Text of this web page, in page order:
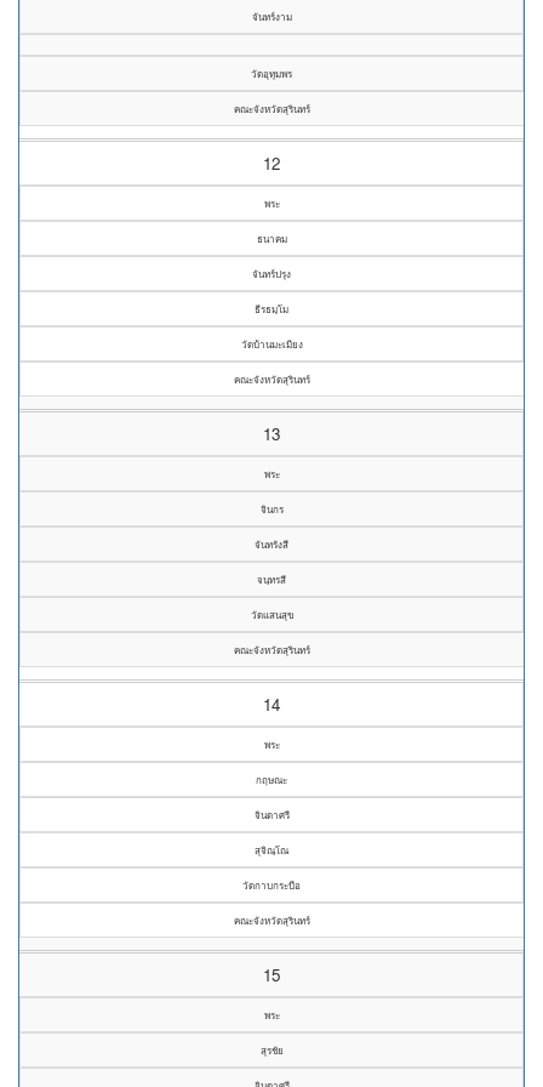
จันทร์งาม
วัดอุทุมพร
คณะจังหวัดสุรินทร์
12
พระ
ธนาคม
จันทร์ปรุง
ธีรธมฺโม
วัดบ้านมะเมียง
คณะจังหวัดสุรินทร์
13
พระ
จินกร
จันทรังสี
จนฺทรสี
วัดแสนสุข
คณะจังหวัดสุรินทร์
14
พระ
กฤษณะ
จินดาศรี
สุจิณฺโณ
วัดกาบกระบือ
คณะจังหวัดสุรินทร์
15
พระ
สุรชัย